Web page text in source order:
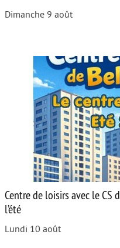
Dimanche 9 août
Centre de loisirs avec le CS
l’été
Lundi 10 août